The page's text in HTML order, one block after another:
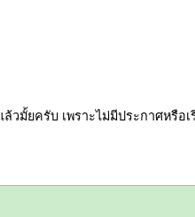
ล้วมั้ยครับ เพราะไม่มีประกาศหรือ